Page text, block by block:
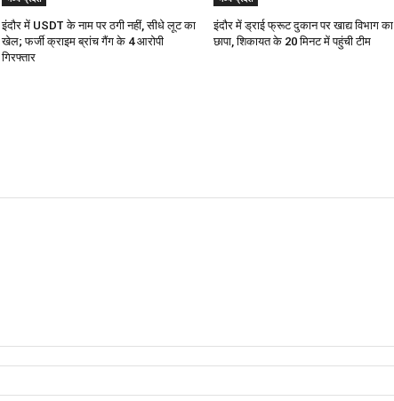
इंदौर में USDT के नाम पर ठगी नहीं, सीधे लूट का
खेल; फर्जी क्राइम ब्रांच गैंग के 4 आरोपी
गिरफ्तार
इंदौर में ड्राई फ्रूट दुकान पर खाद्य विभाग का
छापा, शिकायत के 20 मिनट में पहुंची टीम